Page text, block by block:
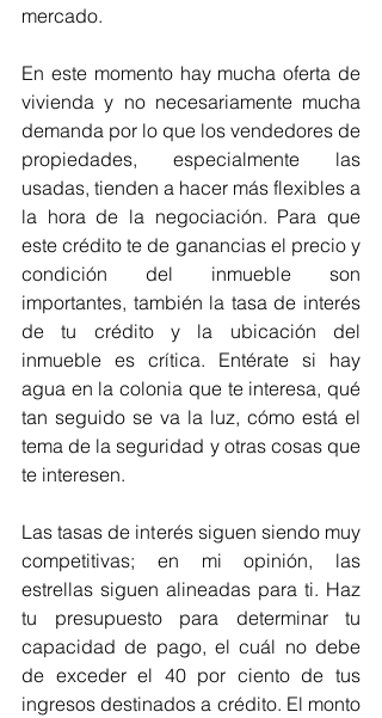
mercado.
En este momento hay mucha oferta de
vivienda y no necesariamente mucha
demanda por lo que los vendedores de
propiedades, especialmente las
usadas, tienden a hacer más flexibles a
la hora de la negociación. Para que
este crédito te de ganancias el precio y
condición del inmueble son
importantes, también la tasa de interés
de tu crédito y la ubicación del
inmueble es crítica. Entérate si hay
agua en la colonia que te interesa, qué
tan seguido se va la luz, cómo está el
tema de la seguridad y otras cosas que
te interesen.
Las tasas de interés siguen siendo muy
competitivas; en mi opinión, las
estrellas siguen alineadas para ti. Haz
tu presupuesto para determinar tu
capacidad de pago, el cuál no debe
de exceder el 40 por ciento de tus
ingresos destinados a crédito. El monto